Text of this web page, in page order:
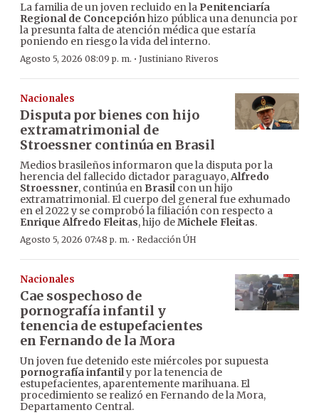
La familia de un joven recluido en la Penitenciaría
Regional de Concepciónhizo pública una denuncia por
la presunta falta de atención médica que estaría
poniendo en riesgo la vida del interno.
Agosto 5, 2026 08:09 p. m. · Justiniano Riveros
Nacionales
Disputa por bienes con hijo
extramatrimonial de
Stroessner continúa en Brasil
Medios brasileños informaron que la disputa por la
herencia del fallecido dictador paraguayo,Alfredo
Stroessner, continúa en Brasilcon un hijo
extramatrimonial. El cuerpo del general fue exhumado
en el 2022 y se comprobó la filiación con respecto a
Enrique Alfredo Fleitas, hijo deMichele Fleitas.
Agosto 5, 2026 07:48 p. m. · Redacción ÚH
Nacionales
Cae sospechoso de
pornografía infantil y
tenencia de estupefacientes
en Fernando de la Mora
Un joven fue detenido este miércoles por supuesta
pornografía infantily por la tenencia de
estupefacientes, aparentemente marihuana. El
procedimiento se realizó en Fernando de la Mora,
Departamento Central.